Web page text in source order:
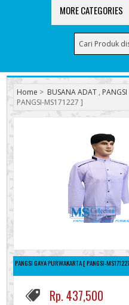
MORE CATEGORIES
Home > BUSANA ADAT , PANGSI
PANGSI-MS171227 ]
PANGSI GAYA PURWAKARTA [ PANGSI-
Rp. 437,500